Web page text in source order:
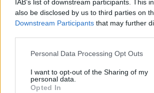
IAB’s list of downstream participants. This
also be disclosed by us to third parties on
Downstream Participants that may further
Personal Data Processing Opt Outs
I want to opt-out of the Sharing of my
personal data.
Opted In
Φωτογραφία τραβηγμένη με drone που
έκταση σε περιοχή του Έβρου, την Τρίτη 24
κατάσταση συναγερμού βρίσκεται για έκτη
ποταμού. Με την κατάσταση να
ΜΠΕ/ΔΗΜΗΤΡΗΣ ΑΛΕΞΟΥΔΗΣ